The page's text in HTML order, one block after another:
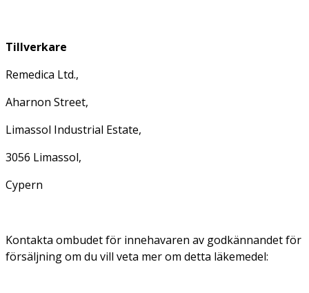
Tillverkare
Remedica Ltd.,
Aharnon Street,
Limassol Industrial Estate,
3056 Limassol,
Cypern
Kontakta ombudet för innehavaren av godkännandet för
försäljning om du vill veta mer om detta läkemedel: